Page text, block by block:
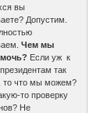
вы
Допустим.
Чем мы
Если уж к
так
то что мы можем?
то проверку
Не